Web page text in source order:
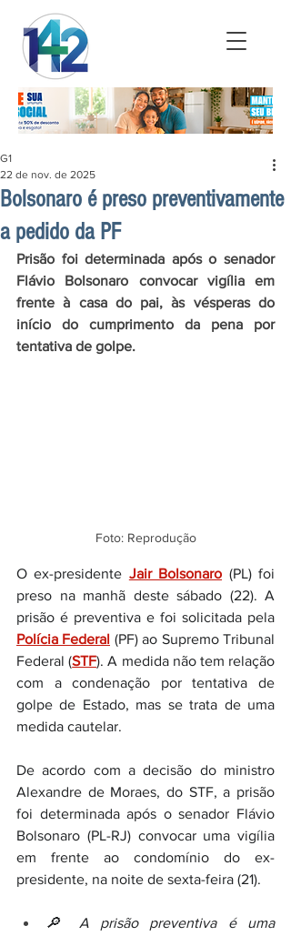
Bolsonaro é preso preventivamente
a pedido da PF
G1
22 de nov. de 2025
Prisão foi determinada após o senador
Flávio Bolsonaro convocar vigília em
frente à casa do pai, às vésperas do
início do cumprimento da pena por
tentativa de golpe.
Foto: Reprodução
O ex-presidente Jair Bolsonaro (PL) foi
preso na manhã deste sábado (22). A
Polícia Federal (PF) ao Supremo Tribunal
Federal (STF). A medida não tem relação
com a condenação por tentativa de
golpe de Estado, mas se trata de uma
medida cautelar.
De acordo com a decisão do ministro
Alexandre de Moraes, do STF, a prisão
foi determinada após o senador Flávio
Bolsonaro (PL-RJ) convocar uma vigília
em frente ao condomínio do ex-
presidente, na noite de sexta-feira (21).
🔎 A prisão preventiva é uma